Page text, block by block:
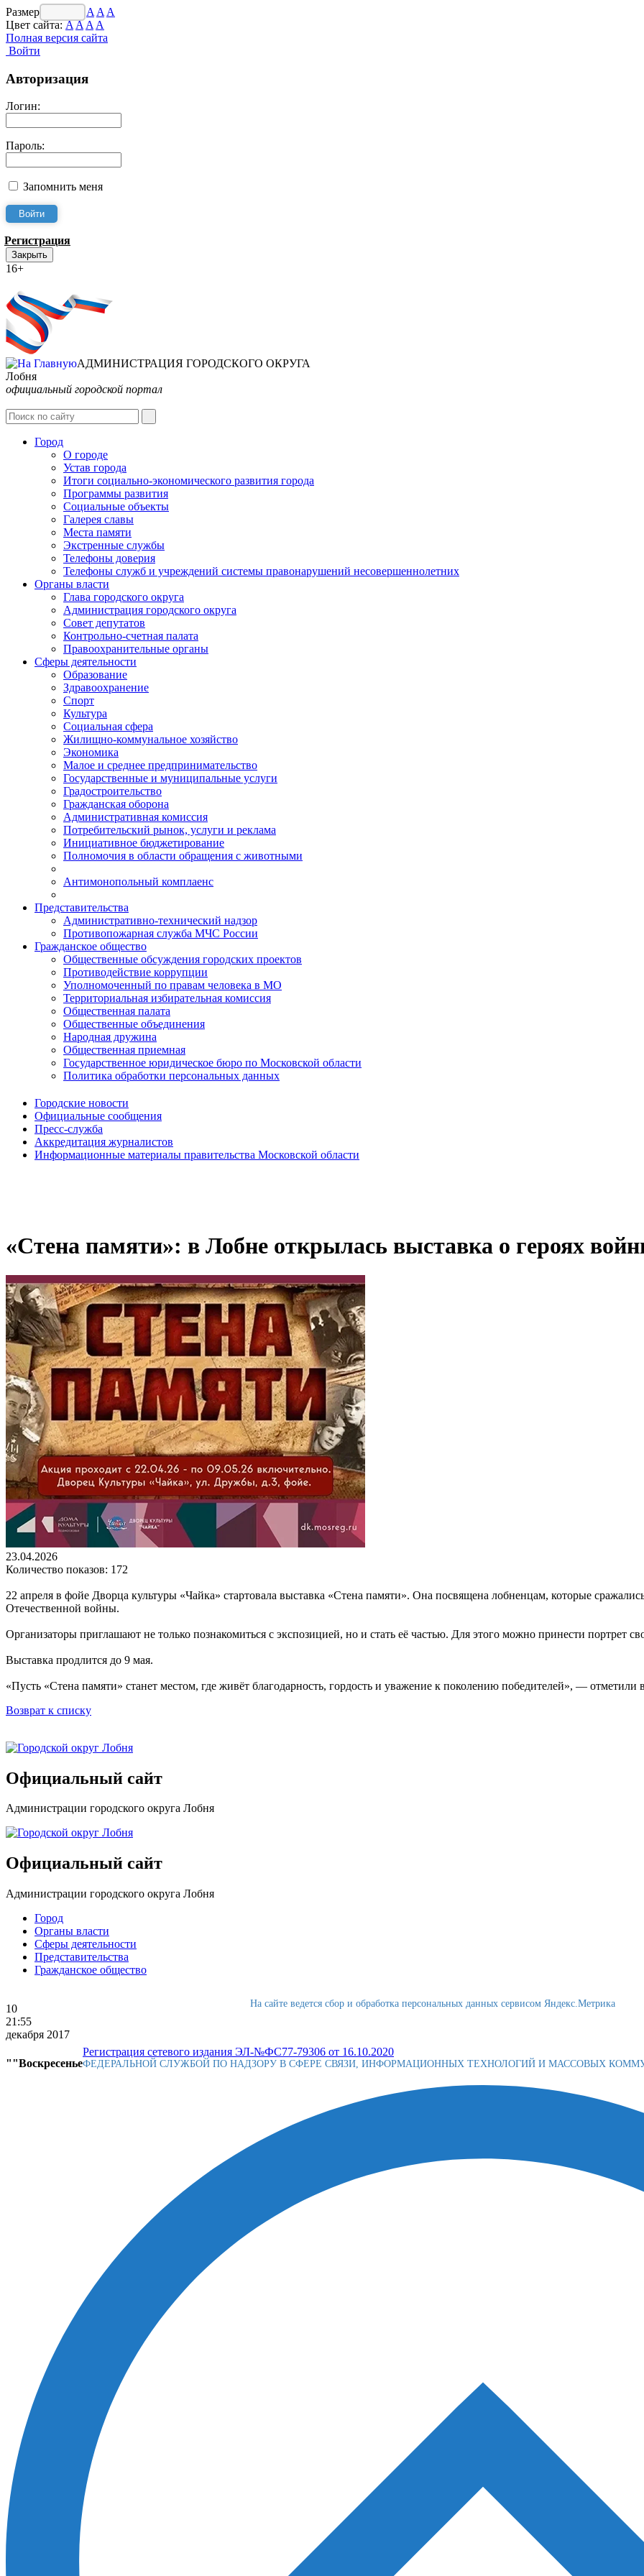
Размер шрифта: A A A
Цвет сайта:AA A A
Полная версия сайта
Войти
Авторизация
Логин:
Пароль:
Запомнить меня
Регистрация
Закрыть
16+
АДМИНИСТРАЦИЯ ГОРОДСКОГО ОКРУГА
Лобня
официальный городской портал
Город
О городе
Устав города
Итоги социально-экономического развития города
Программы развития
Социальные объекты
Галерея славы
Места памяти
Экстренные службы
Телефоны доверия
Телефоны служб и учреждений системы правонарушений несовершеннолетних
Органы власти
Глава городского округа
Администрация городcкого округа
Совет депутатов
Контрольно-счетная палата
Правоохранительные органы
Сферы деятельности
Образование
Здравоохранение
Спорт
Культура
Социальная сфера
Жилищно-коммунальное хозяйство
Экономика
Малое и среднее предпринимательство
Государственные и муниципальные услуги
Градостроительство
Гражданская оборона
Административная комиссия
Потребительский рынок, услуги и реклама
Инициативное бюджетирование
Полномочия в области обращения с животными
Антимонопольный комплаенс
Представительства
Административно-технический надзор
Противопожарная служба МЧС России
Гражданское общество
Общественные обсуждения городских проектов
Противодействие коррупции
Уполномоченный по правам человека в МО
Территориальная избирательная комиссия
Общественная палата
Общественные объединения
Народная дружина
Общественная приемная
Государственное юридическое бюро по Московской области
Политика обработки персональных данных
Городские новости
Официальные сообщения
Пресс-служба
Аккредитация журналистов
Информационные материалы правительства Московской области
«Стена памяти»: в Лобне открылась выставка о героях
23.04.2026
Количество показов: 172
22 апреля в фойе Дворца культуры «Чайка» стартовала выставка «Стена памяти». Она посвящена лобненцам, которые
Отечественной войны.
Организаторы приглашают не только познакомиться с экспозицией, но и стать её частью. Для этого можно принести портрет
Выставка продлится до 9 мая.
«Пусть «Стена памяти» станет местом, где живёт благодарность, гордость и уважение к поколению победителей», —
Возврат к списку
Официальный сайт
Администрации городского округа Лобня
Официальный сайт
Администрации городского округа Лобня
Город
Органы власти
Сферы деятельности
Представительства
Гражданское общество
10
21:55
декабря 2017
""Воскресенье
На сайте ведется сбор и обработка персональных данных сервисом Яндекс.Метрика
Регистрация сетевого издания ЭЛ-№ФС77-79306 от 16.10.2020
ФЕДЕРАЛЬНОЙ СЛУЖБОЙ ПО НАДЗОРУ В СФЕРЕ СВЯЗИ, ИНФОРМАЦИОННЫХ ТЕХНОЛОГИЙ И МАССОВЫХ